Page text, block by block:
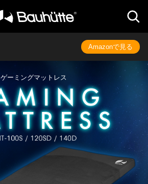
Amazonで見る
ゲーミングマットレス